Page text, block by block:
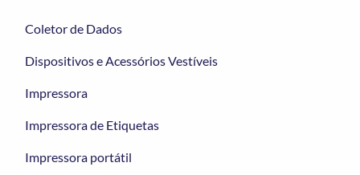
Coletor de Dados
Dispositivos e Acessórios Vestíveis
Impressora
Impressora de Etiquetas
Impressora portátil